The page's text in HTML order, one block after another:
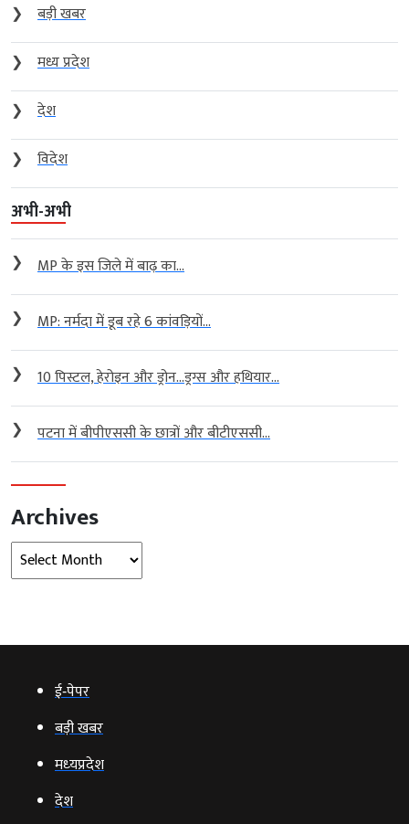
❯
बड़ी खबर
❯
मध्य प्रदेश
❯
देश
❯
विदेश
अभी-अभी
❯ MP के इस जिले में बाढ़ का...
❯ MP: नर्मदा में डूब रहे 6 कांवड़ियों...
❯ 10 पिस्टल, हेरोइन और ड्रोन…ड्रग्स और हथियार...
❯ पटना में बीपीएससी के छात्रों और बीटीएससी...
Archives
Archives
ई‑पेपर
बड़ी खबर
मध्‍यप्रदेश
देश